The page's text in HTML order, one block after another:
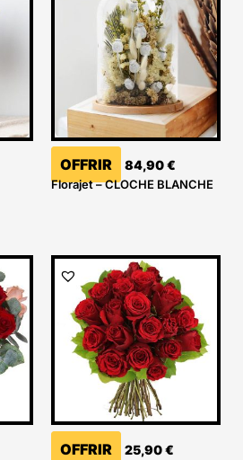
OFFRIR 84,90€
Florajet – CLOCHE BLANCHE
OFFRIR 25,90€